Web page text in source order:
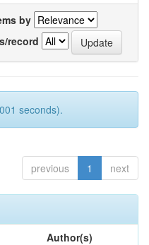
by
record
seconds).
previous 1 next
Author(s)